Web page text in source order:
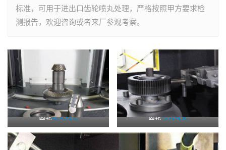
标准，可用于进出口齿轮喷丸处理，严格按照甲方要求检
测报告，欢迎咨询或者来厂参观考察。
齿轮喷丸强化 齿轮喷丸强化